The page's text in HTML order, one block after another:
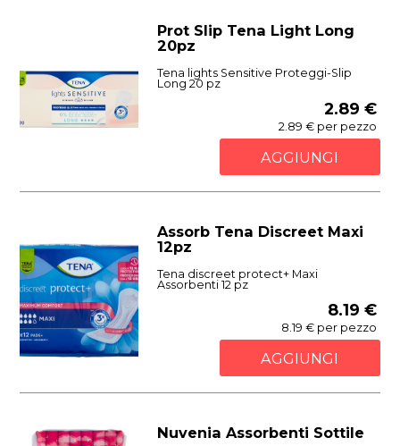
Prot Slip Tena Light Long
20pz
Tena lights Sensitive Proteggi-Slip
Long 20 pz
2.89 €
2.89 € per pezzo
AGGIUNGI
Assorb Tena Discreet Maxi
12pz
Tena discreet protect+ Maxi
Assorbenti 12 pz
8.19 €
8.19 € per pezzo
AGGIUNGI
Nuvenia Assorbenti Sottile